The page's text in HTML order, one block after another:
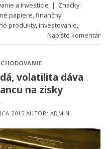
a investície | Značky:
papiere,finančný
produkty,investovanie,
Napíšte komentár
volatilita dáva
na zisky
2015 AUTOR: ADMIN